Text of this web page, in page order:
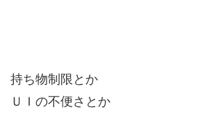
持ち物制限とか
ＵＩの不便さとか